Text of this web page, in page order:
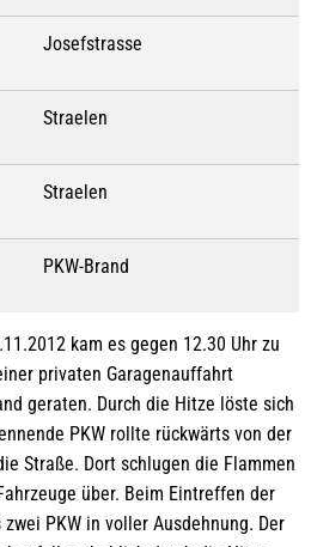
Josefstrasse
Straelen
Straelen
PKW-Brand
kam es gegen 12.30 Uhr zu
privaten Garagenauffahrt
geraten. Durch die Hitze löste sich
PKW rollte rückwärts von der
Straße. Dort schlugen die Flammen
über. Beim Eintreffen der
PKW in voller Ausdehnung. Der